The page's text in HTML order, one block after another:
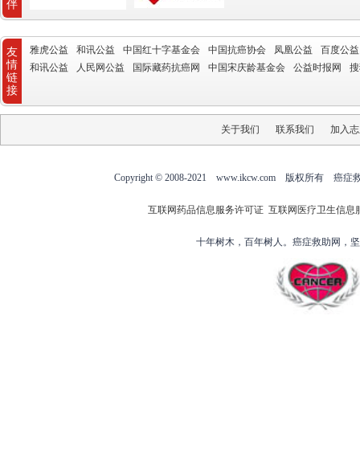
伴
友
情
链
接
雅虎公益 和讯公益 中国红十字基金会 中国抗癌协会 凤凰公益
百度公益
和讯公益
人民网公益 国际藏药抗癌网 中国宋庆龄基金会 公益时报网
关于我们 联系我们 加入
Copyright © 2008-2021 www.ikcw.com 版权所有 癌症
互联网药品信息服务许可证 互联网医疗卫生信息
十年树木，百年树人。癌症救助网，